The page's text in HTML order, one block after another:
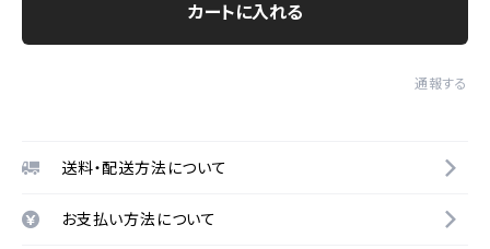
カートに入れる
通報する
送料・配送方法について
お支払い方法について